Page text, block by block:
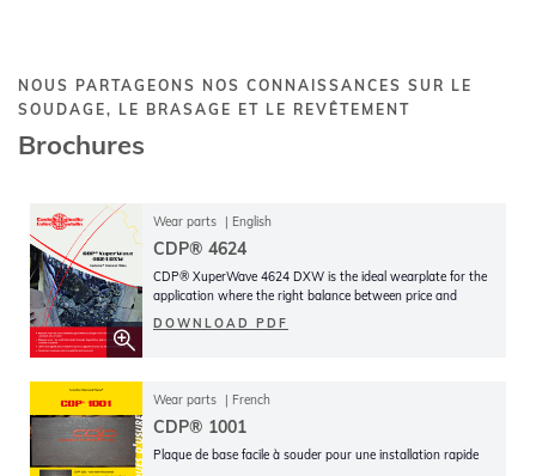
NOUS PARTAGEONS NOS CONNAISSANCES SUR LE
SOUDAGE, LE BRASAGE ET LE REVÊTEMENT
Brochures
Wear parts English
CDP® 4624
CDP® XuperWave 4624 DXW is the ideal wearplate for the
application where the right balance between price and
service life is required
DOWNLOAD PDF
Wear parts French
CDP® 1001
Plaque de base facile à souder pour une installation rapide